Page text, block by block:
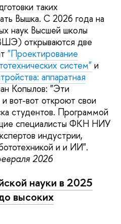
таких
Вышка. С 2026 года на
наук Высшей школы
открываются две
"Проектирование
систем" и
аппаратная
Копылов: "Эти
вот-вот откроют свои
студентов. Программой
специалисты ФКН НИУ
индустрии,
и и ИИ".
2026
науки в 2025
высоких